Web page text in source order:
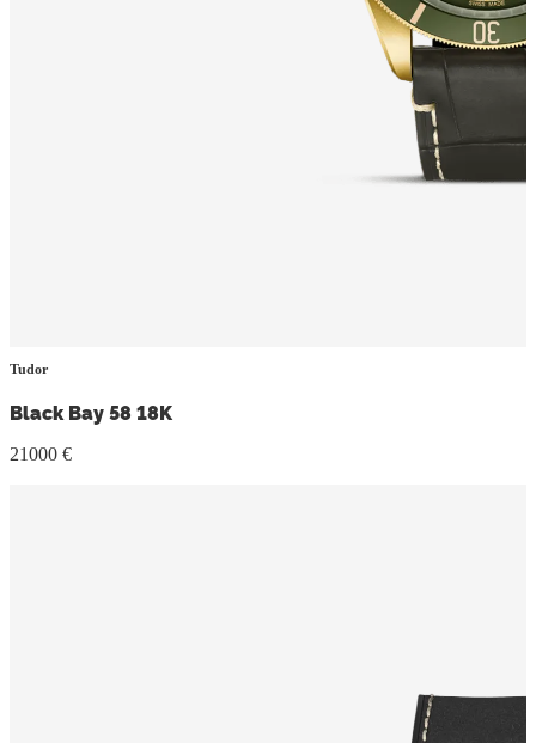
Tudor
Black Bay 58 18K
21000 €